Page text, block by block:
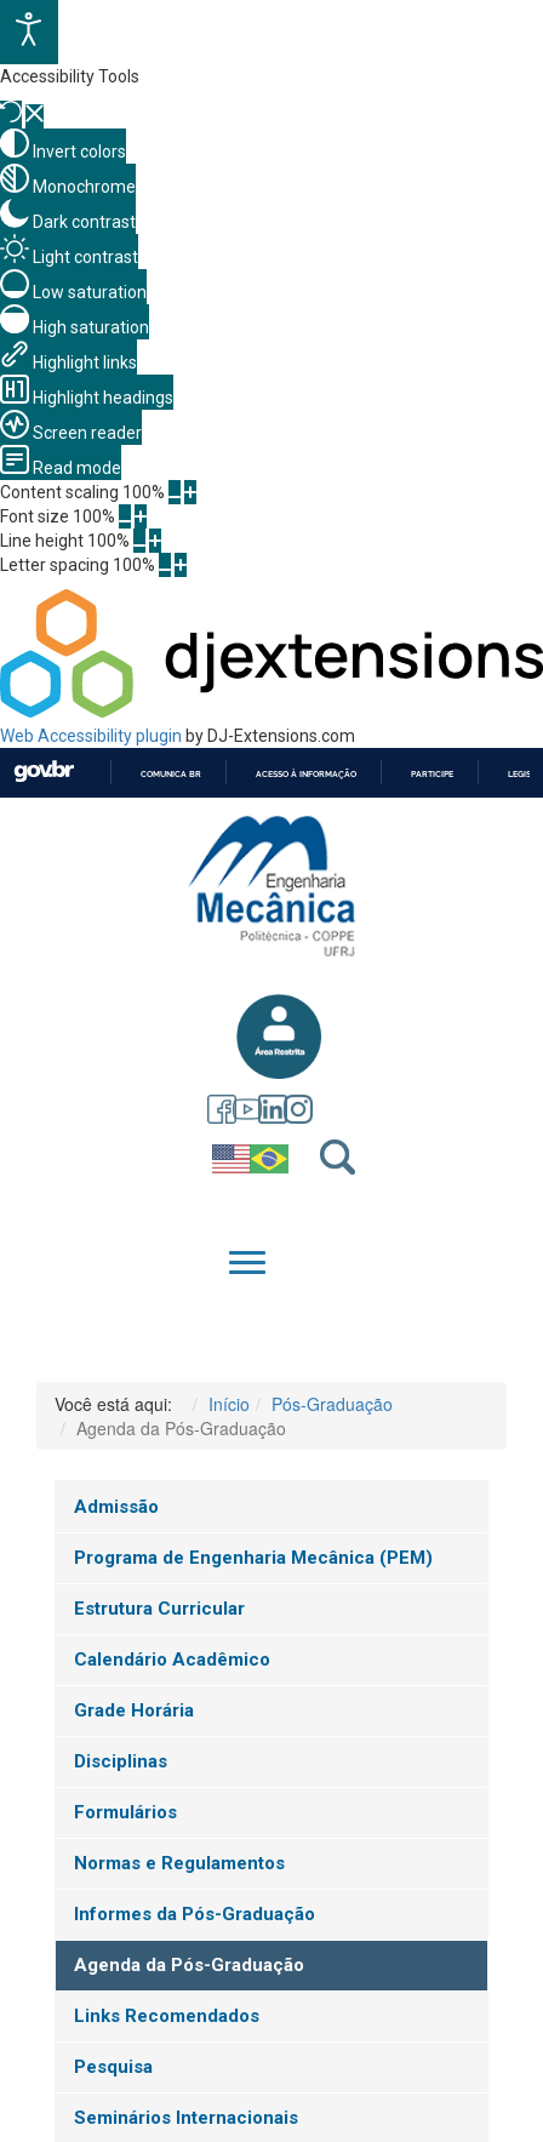
Accessibility Tools
Invert colors
Monochrome
Dark contrast
Light contrast
Low saturation
High saturation
Highlight links
Highlight headings
Screen reader
Read mode
Content scaling 100%
Font size 100%
Line height 100%
Letter spacing 100%
Web Accessibility plugin by DJ-Extensions.com
PARA
CONTEÚDO
COMUNICA BR ACESSO À INFORMAÇÃO PARTICIPE
QUEM SOMOS
Você está aqui: Início
Pós-Graduação
Agenda da Pós-Graduação
Admissão
Programa de Engenharia Mecânica (PEM)
Estrutura Curricular
Calendário Acadêmico
Grade Horária
Disciplinas
Formulários
Normas e Regulamentos
Informes da Pós-Graduação
Agenda da Pós-Graduação
Links Recomendados
Pesquisa
Seminários Internacionais